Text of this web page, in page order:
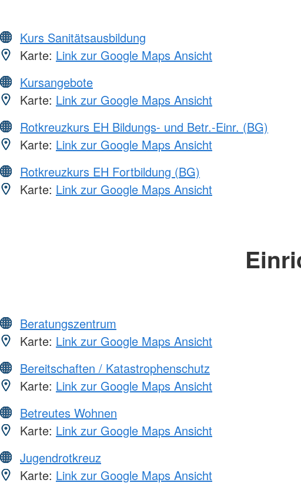
Kurs Sanitätsausbildung
Karte: Link zur Google Maps Ansicht
Kursangebote
Karte: Link zur Google Maps Ansicht
Rotkreuzkurs EH Bildungs- und Betr.-Einr. (BG)
Karte: Link zur Google Maps Ansicht
Rotkreuzkurs EH Fortbildung (BG)
Karte: Link zur Google Maps Ansicht
Beratungszentrum
Karte: Link zur Google Maps Ansicht
Bereitschaften / Katastrophenschutz
Karte: Link zur Google Maps Ansicht
Betreutes Wohnen
Karte: Link zur Google Maps Ansicht
Jugendrotkreuz
Karte: Link zur Google Maps Ansicht